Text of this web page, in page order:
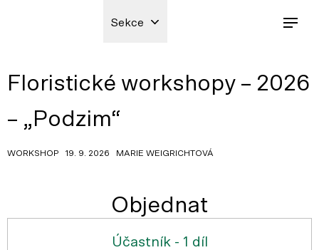
Sekce
Floristické workshopy – 2026
– „Podzim“
WORKSHOP 19. 9. 2026 MARIE WEIGRICHTOVÁ
Objednat
Účastník - 1 díl